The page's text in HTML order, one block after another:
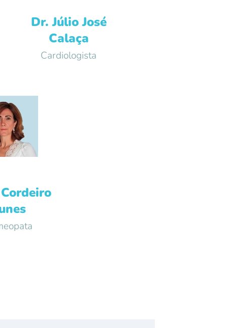
Dr. Júlio José
Calaça
Cardiologista